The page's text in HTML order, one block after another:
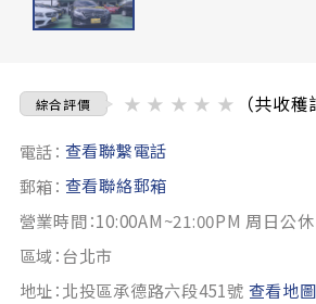
綜合評價 ★ ★ ★ ★ ★ （共收
電話： 查看聯繫電話
郵箱： 查看聯絡郵箱
營業時間：10:00AM~21:00PM 周日公休
區域：台北市
地址：北投區承德路六段451號 查看地圖